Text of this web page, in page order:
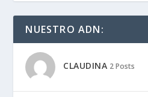
NUESTRO ADN:
CLAUDINA 2 Posts